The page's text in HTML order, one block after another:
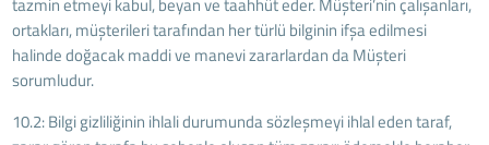
tazmin etmeyi kabul, beyan ve taahhüt eder. Müşteri’nin çalışanları,
ortakları, müşterileri tarafından her türlü bilginin ifşa edilmesi
halinde doğacak maddi ve manevi zararlardan da Müşteri
sorumludur.
10.2: Bilgi gizliliğinin ihlali durumunda sözleşmeyi ihlal eden taraf,